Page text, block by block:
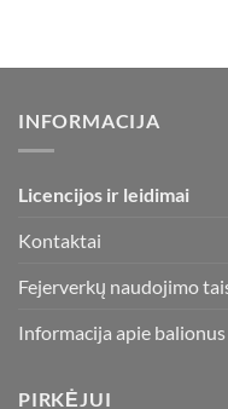
INFORMACIJA
Licencijos ir leidimai
Kontaktai
Fejerverkų naudojimo
Informacija apie balionus
PIRKĖJUI